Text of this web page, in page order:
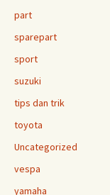
part
sparepart
sport
suzuki
tips dan trik
toyota
Uncategorized
vespa
yamaha